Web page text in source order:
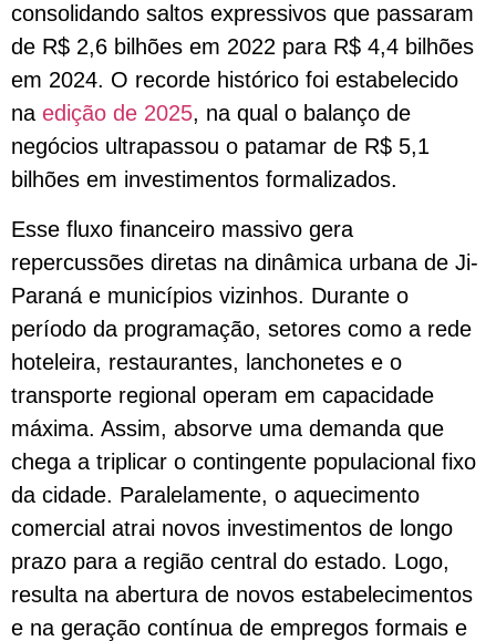
consolidando saltos expressivos que passaram
de R$ 2,6 bilhões em 2022 para R$ 4,4 bilhões
em 2024. O recorde histórico foi estabelecido
na edição de 2025, na qual o balanço de
negócios ultrapassou o patamar de R$ 5,1
bilhões em investimentos formalizados.
Esse fluxo financeiro massivo gera
repercussões diretas na dinâmica urbana de Ji-
Paraná e municípios vizinhos. Durante o
período da programação, setores como a rede
hoteleira, restaurantes, lanchonetes e o
transporte regional operam em capacidade
máxima. Assim, absorve uma demanda que
chega a triplicar o contingente populacional fixo
da cidade. Paralelamente, o aquecimento
comercial atrai novos investimentos de longo
prazo para a região central do estado. Logo,
resulta na abertura de novos estabelecimentos
e na geração contínua de empregos formais e